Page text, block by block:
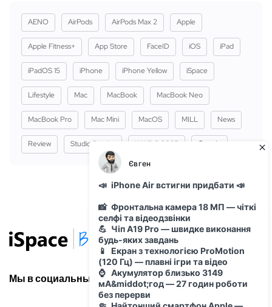
AENO AirPods AirPods Max 2 Apple
Apple Fitness+ App Store FaceID iOS iPad
iPadOS 15 iPhone iPhone Yellow iSpace
Lifestyle Mac MacBook MacBook Neo
MacBook Pro Mac Mini MacOS MILL News
Review Studio Display WWDC 2025 Сервіс
Мы в социальных сетях: